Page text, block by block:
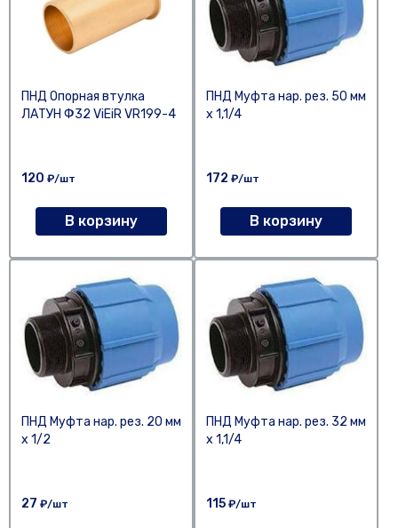
ПНД Опорная втулка
ЛАТУН Ф32 ViEiR VR199-4
120 ₽/шт
В корзину
ПНД Муфта нар. рез. 50 мм
х 1,1/4
172 ₽/шт
В корзину
ПНД Муфта нар. рез. 20 мм
х 1/2
27 ₽/шт
ПНД Муфта нар. рез. 32 мм
х 1,1/4
115 ₽/шт